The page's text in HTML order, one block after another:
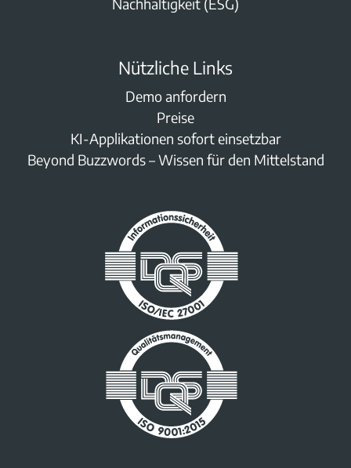
Nützliche Links
Demo anfordern
Preise
KI-Applikationen sofort einsetzbar
Beyond Buzzwords – Wissen für den Mittelstand